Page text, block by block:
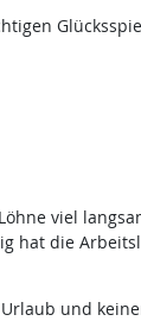
viel
hat die
und